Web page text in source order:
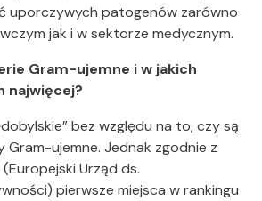
uporczywych patogenów zarówno
jak i w sektorze medycznym.
Gram-ujemne i w jakich
najwięcej?
bez względu na to, czy są
ujemne. Jednak zgodnie z
Urząd ds.
pierwsze miejsca w rankingu